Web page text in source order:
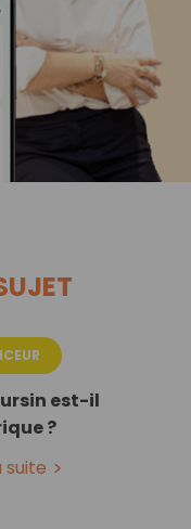
est-il
?
suite